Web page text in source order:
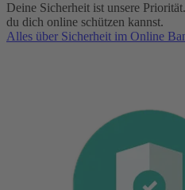
Deine Sicherheit ist unsere
du dich online schützen kannst.
Alles über Sicherheit im Online